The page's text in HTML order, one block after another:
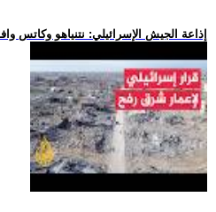
.. إذاعة الجيش الإسرائيلي: نتنياهو وكاتس